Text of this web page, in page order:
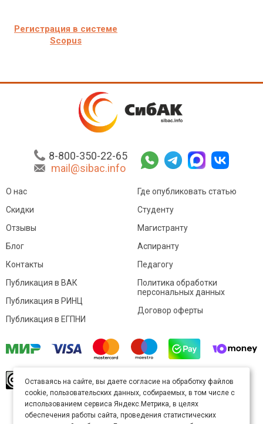
Регистрация в системе
Scopus
8-800-350-22-65
mail@sibac.info
О нас
Скидки
Отзывы
Блог
Контакты
Где опубликовать статью
Студенту
Магистранту
Аспиранту
Педагогу
Публикация в ВАК
Публикация в РИНЦ
Публикация в ЕГПНИ
Политика обработки
персональных данных
Договор оферты
произведение доступно полицензии Creative
Commons «Attribution» («Атрибуция») 4.0
Непортированная.
Карта сайта
Оставаясь на сайте, вы даете согласие на обработку файлов
cookie, пользовательских данных, собираемых, в том числе с
использованием сервиса Яндекс.Метрика, в целях
обеспечения работы сайта, проведения статистических